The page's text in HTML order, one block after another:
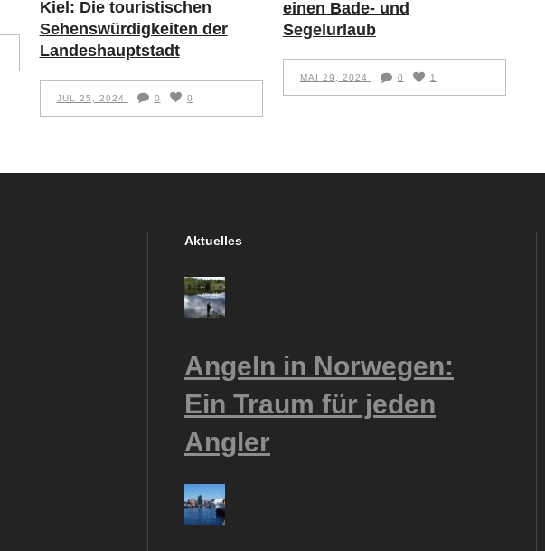
Kiel: Die touristischen
Sehenswürdigkeiten der
Landeshauptstadt
JUL 25, 2024 0 0
einen Bade- und
Segelurlaub
MAI 29, 2024 0 1
Aktuelles
Angeln in Norwegen:
Ein Traum für jeden
Angler